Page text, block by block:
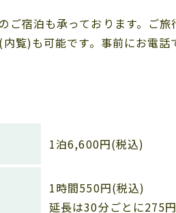
ご宿泊も承っております。ご
覧)も可能です。事前にお電話
1泊6,600円(税込)
1時間550円(税込)
延長は30分ごとに275